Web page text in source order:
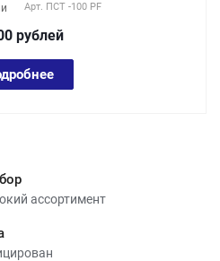
Арт. ПСТ -100 PF
рублей
ассортимент